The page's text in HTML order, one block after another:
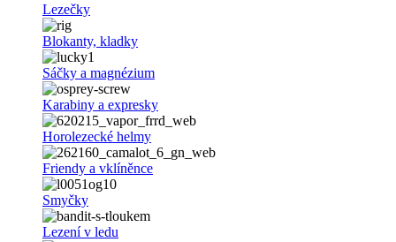
Lezečky
Blokanty, kladky
Sáčky a magnézium
Karabiny a expresky
Horolezecké helmy
Friendy a vklíněnce
Smyčky
Lezení v ledu